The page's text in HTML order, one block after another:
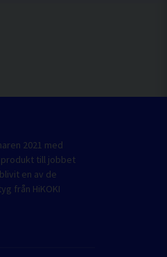
2021 med
till jobbet
en av de
från HiKOKI